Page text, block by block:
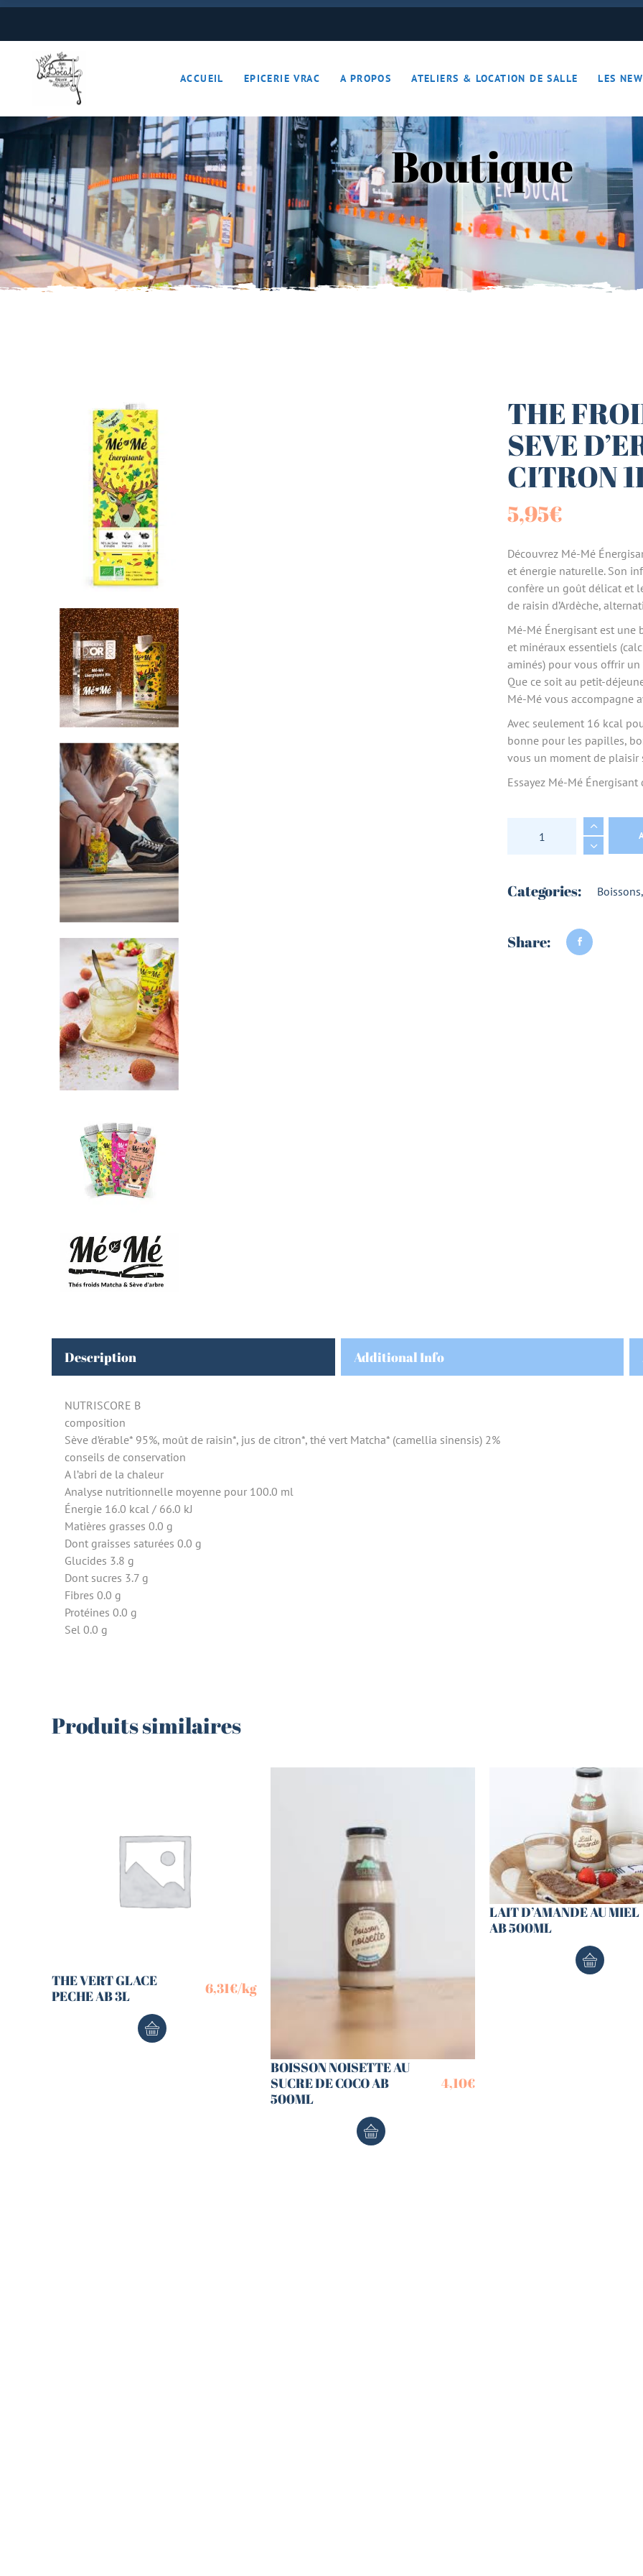
ACCUEIL EPICERIE VRAC
Boulangerie
Boissons
Cave à vins – Bières – Apérotime
Céréales – Graines – Fruits secs
Conserves
Cosmétiques
Crèmerie – Charcutaille
A PROPOS ATELIERS & LOCATION DE SALLE
ON JOUE… ON S’DETEND !!
LES
Boulangerie
Conserves
Cosmétiques
Crèmerie – Charcutaille
Epices et condiments
Farines
Fruits et légumes (Paniers)
Gourmandises sucrées
Hygiène
ON JOUE… ON S’DETEND !!
Boutique
THE
SEVE
CITRON
5,95€
Découvrez Mé-Mé
et énergie naturelle. Son
confère un goût délicat et
de raisin d’Ardèche,
Mé-Mé Énergisant est
et minéraux essentiels
aminés) pour vous offrir
Que ce soit au petit-
Mé-Mé vous accompagne
Avec seulement 16 kcal
bonne pour les papilles,
vous un moment de plaisir
Essayez Mé-Mé
THE FROID BIO
Categories: Boissons,
Share:
Description Additional Info
NUTRISCORE B
composition
Sève d’érable* 95%, moût de raisin*, jus de citron*, thé vert Matcha* (camellia sinensis) 2%
conseils de conservation
A l’abri de la chaleur
Analyse nutritionnelle moyenne pour 100.0 ml
Énergie 16.0 kcal / 66.0 kJ
Matières grasses 0.0 g
Dont graisses saturées 0.0 g
Glucides 3.8 g
Dont sucres 3.7 g
Fibres 0.0 g
Protéines 0.0 g
Sel 0.0 g
Produits similaires
THE VERT GLACE
PECHE AB 3L
6,31€/kg
BOISSON NOISETTE AU
SUCRE DE COCO AB
500ML
4,10€
LAIT D’AMANDE AU MIEL
AB 500ML